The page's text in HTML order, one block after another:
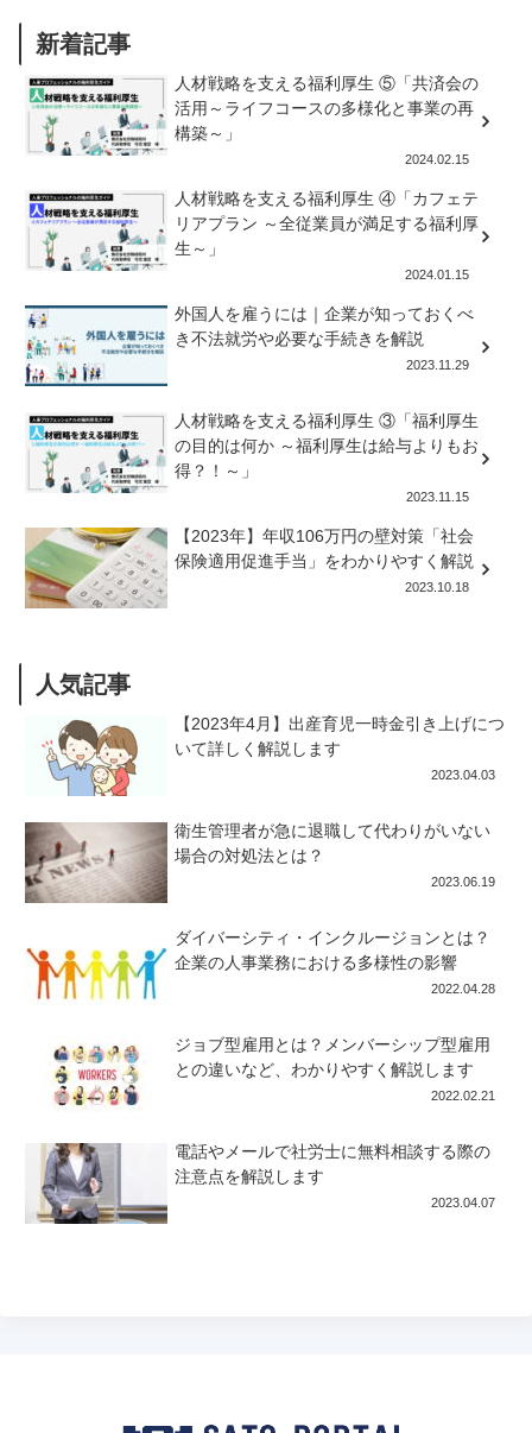
新着記事
人材戦略を支える福利厚生 ⑤「共済会の
活用～ライフコースの多様化と事業の再
構築～」
2024.02.15
人材戦略を支える福利厚生 ④「カフェテ
リアプラン ～全従業員が満足する福利厚
生～」
2024.01.15
外国人を雇うには｜企業が知っておくべ
き不法就労や必要な手続きを解説
2023.11.29
人材戦略を支える福利厚生 ③「福利厚生
の目的は何か ～福利厚生は給与よりもお
得？！～」
2023.11.15
【2023年】年収106万円の壁対策「社会
保険適用促進手当」をわかりやすく解説
2023.10.18
人気記事
【2023年4月】出産育児一時金引き上げにつ
いて詳しく解説します
2023.04.03
衛生管理者が急に退職して代わりがいない
場合の対処法とは？
2023.06.19
ダイバーシティ・インクルージョンとは？
企業の人事業務における多様性の影響
2022.04.28
ジョブ型雇用とは？メンバーシップ型雇用
との違いなど、わかりやすく解説します
2022.02.21
電話やメールで社労士に無料相談する際の
注意点を解説します
2023.04.07